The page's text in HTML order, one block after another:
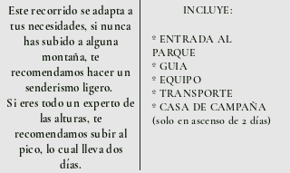
Este recorrido se adapta a
tus necesidades, si nunca
has subido a alguna
montaña, te
recomendamos hacer un
senderismo ligero.
Si eres todo un experto de
las alturas, te
recomendamos subir al
pico, lo cual lleva dos
días.
INCLUYE:
º ENTRADA AL
PARQUE
º GUIA
º EQUIPO
º TRANSPORTE
º CASA DE CAMPAÑA
(solo en ascenso de 2 días)